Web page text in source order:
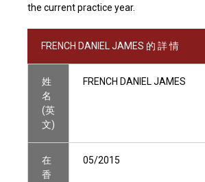
the current practice year.
FRENCH DANIEL JAMES 的 詳 情
姓
名
(英
文)
FRENCH DANIEL JAMES
在
香
05/2015